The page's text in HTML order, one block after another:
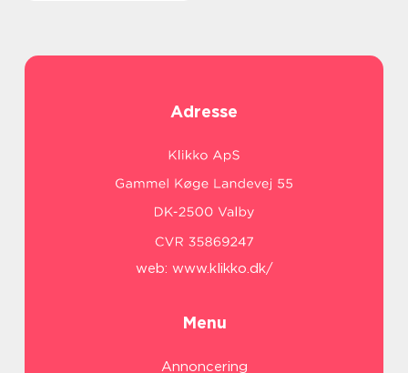
Adresse
web: www.klikko.dk/
Menu
Annoncering